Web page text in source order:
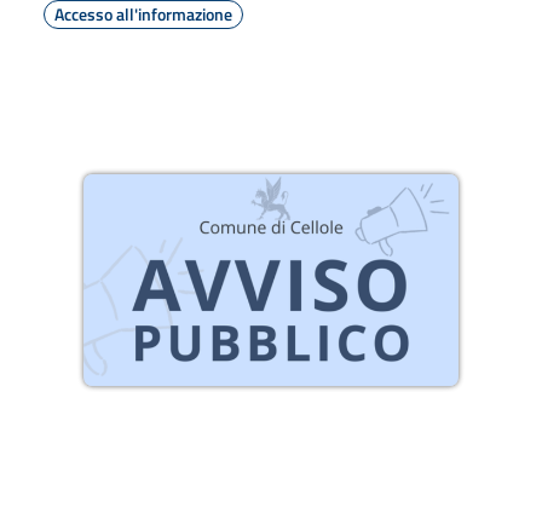
Accesso all'informazione